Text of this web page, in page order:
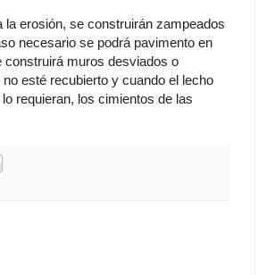
erosión, se construirán zampeados
necesario se podrá pavimento en
construirá muros desviados o
esté recubierto y cuando el lecho
requieran, los cimientos de las